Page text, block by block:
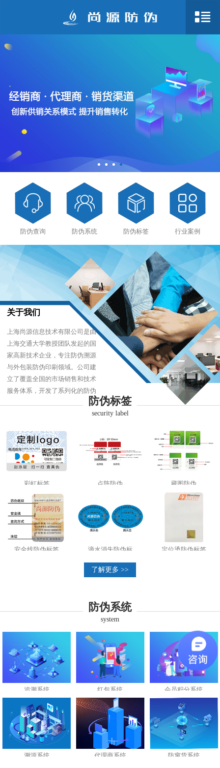
防伪查询 防伪系统 防伪标签 行业案例
关于我们
上海尚源信息技术有限公司是由
上海交通大学教授团队发起的国
家高新技术企业，专注防伪溯源
与外包装防伪印刷领域。公司建
立了覆盖全国的市场销售和技术
服务体系，开发了系列化的防伪
产品，以难仿制、易识别、优成
本的技术，经受住了市场的严酷
防伪标签
security label
彩虹标签 点阵防伪 藏图防伪
安全线防伪标签 滴水消失防伪标 定位烫防伪标签
了解更多 >>
防伪系统
system
追溯系统 红包系统 会员积分系统
溯源系统 代理商系统 防窜货系统